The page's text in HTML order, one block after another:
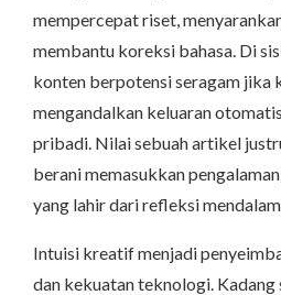
mempercepat riset,
membantu koreksi bahasa. Di
konten berpotensi seragam jika
mengandalkan keluaran
pribadi. Nilai sebuah artikel
berani memasukkan
yang lahir dari refleksi mendalam.
Intuisi kreatif menjadi
dan kekuatan teknologi.